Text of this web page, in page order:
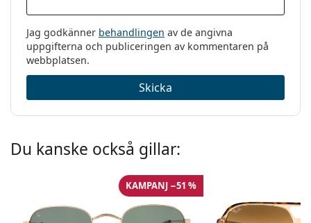
Jag godkänner behandlingen av de angivna
uppgifterna och publiceringen av kommentaren på
webbplatsen.
Skicka
Du kanske också gillar:
KAMPANJ −51 %